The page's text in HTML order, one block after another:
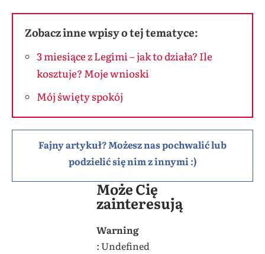
Zobacz inne wpisy o tej tematyce:
3 miesiące z Legimi – jak to działa? Ile
kosztuje? Moje wnioski
Mój święty spokój
Fajny artykuł? Możesz nas pochwalić lub
podzielić się nim z innymi :)
Może Cię
zainteresują
Warning
: Undefined